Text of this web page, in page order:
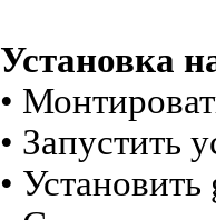
Установка
•
• Запустить
•